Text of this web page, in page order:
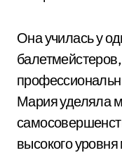
Она училась у
Мария уделяла
высокого